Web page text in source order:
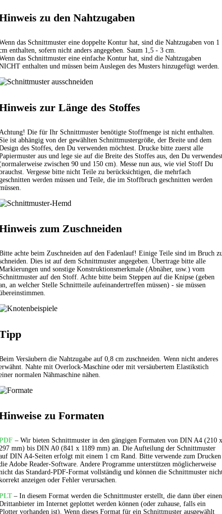
zu den Nahtzugaben
das Schnittmuster eine doppelte Kontur hat, sind die Nahtzugaben von 1
enthalten, sofern nicht anders angegeben. Saum 1,5 - 3 cm.
das Schnittmuster eine einfache Kontur hat, sind die Nahtzugaben
enthalten und müssen beim Auslegen des Musters hinzugefügt werden.
zur Länge des Stoffes
Die für Ihr Schnittmuster benötigte Stoffmenge ist nicht enthalten.
ist abhängig von der gewählten Schnittmustergröße, der Breite und dem
des Stoffes, den Du verwenden möchtest. Drucke bitte zuerst alle
aus und lege sie auf die Breite des Stoffes aus, den Du
zwischen 90 und 150 cm). Messe nun aus, wie viel Stoff Du
Vergesse bitte nicht Teile zu berücksichtigen, die mehrfach
werden müssen und Teile, die im Stoffbruch geschnitten werden
zum Zuschneiden
achte beim Zuschneiden auf den Fadenlauf! Einige Teile sind im Bruch
Dies ist auf dem Schnittmuster angegeben. Übertrage bitte alle
und sonstige Konstruktionsmerkmale (Abnäher, usw.) vom
auf den Stoff. Achte bitte beim Steppen auf die Knipse (geben
an welcher Stelle Schnittteile aufeinandertreffen müssen) - sie müssen
Versäubern die Nahtzugabe auf 0,8 cm zuschneiden. Wenn nicht anderes
Nahte mit Overlock-Maschine oder mit versäubertem Elastikstich
normalen Nähmaschine nähen.
zu Formaten
– Wir bieten Schnittmuster in den gängigen Formaten von DIN A4 (210 x
mm) bis DIN A0 (841 x 1189 mm) an. Die Aufteilung der Schnittmuster
DIN A4-Seiten erfolgt mit einem 1 cm Rand. Bitte verwende zum Drucken
Adobe Reader-Software. Andere Programme unterstützen möglicherweise
das Standard-PDF-Format vollständig und können die Schnittmuster
anzeigen oder Fehler verursachen.
– In diesem Format werden die Schnittmuster erstellt, die dann über einen
im Internet geplottet werden können (oder zuhause, falls ein
vorhanden ist). Wenn dieses Format für ein Schnittmuster ausgewählt